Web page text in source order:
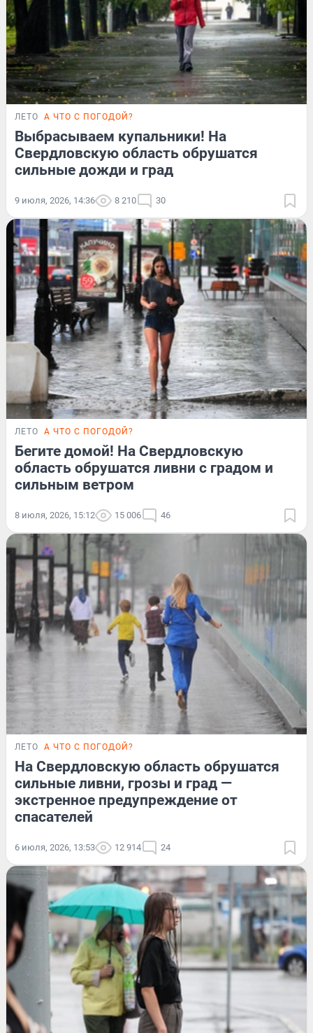
ЛЕТО А ЧТО С ПОГОДОЙ?
Выбрасываем купальники! На
Свердловскую область обрушатся
сильные дожди и град
9 июля, 2026, 14:36 8 210 30
ЛЕТО А ЧТО С ПОГОДОЙ?
Бегите домой! На Свердловскую
область обрушатся ливни с градом и
сильным ветром
8 июля, 2026, 15:12 15 006 46
ЛЕТО А ЧТО С ПОГОДОЙ?
На Свердловскую область обрушатся
сильные ливни, грозы и град —
экстренное предупреждение от
спасателей
6 июля, 2026, 13:53 12 914 24